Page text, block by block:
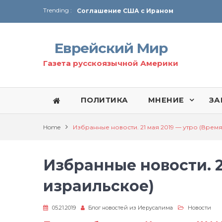
Trending :
Соглашение США с Ираном
Технология Революции в Иране
От Ирана до Ливана и Газы
Еврейский Мир
Газета русскоязычной Америки
ПОЛИТИКА МНЕНИЕ
Home Избранные новости. 21 мая 2019 — утро
Избранные новости.
израильское)
05.21.2019 Блог новостей из Иерусалима Новости